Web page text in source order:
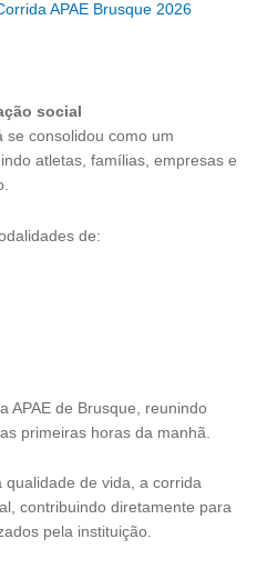
APAE Brusque 2026
social
se consolidou como um
atletas, famílias, empresas e
de:
APAE de Brusque, reunindo
primeiras horas da manhã.
de vida, a corrida
contribuindo diretamente para
pela instituição.